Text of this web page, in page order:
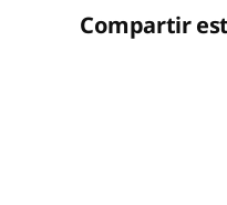
Compartir